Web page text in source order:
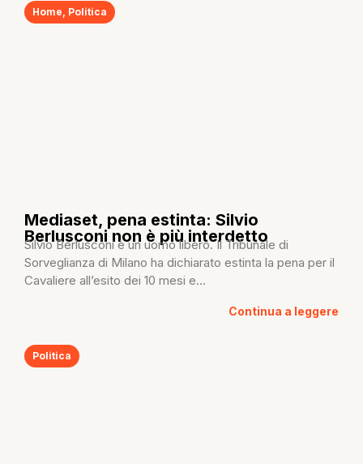
Home Politica
Mediaset, pena estinta: Silvio
Berlusconi non è più interdetto
Silvio Berlusconi è un uomo libero. Il Tribunale di
Sorveglianza di Milano ha dichiarato estinta la pena per il
Cavaliere all’esito dei 10 mesi e...
Continua a leggere
Politica